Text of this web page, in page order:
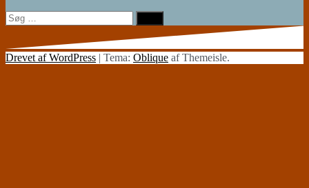
Søg
efter:
Drevet af WordPress | Tema: Oblique af Themeisle.